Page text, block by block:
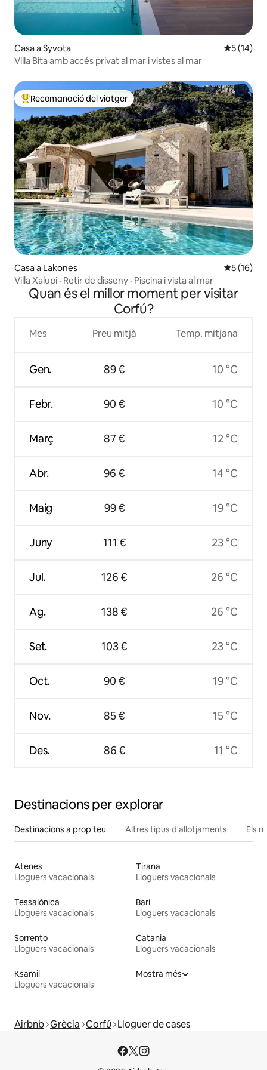
Casa a Syvota 5 de
5 (14)
Villa Bita amb accés privat al mar i vistes al mar
Principals recomanacions dels viatgers
Recomanació del viatger
Casa a Lakones 5 de
5 (16)
Villa Xalupi · Retir de disseny · Piscina i vista al mar
Quan és el millor moment per visitar
Corfú?
Mes
Gen.
Febr.
Març
Abr.
Maig
Juny
Jul.
Ag.
Set.
Oct.
Nov.
Des.
Preu mitjà
89 €
90 €
87 €
96 €
99 €
111 €
126 €
138 €
103 €
90 €
85 €
86 €
Temp. mitjana
10 °C
10 °C
12 °C
14 °C
19 °C
23 °C
26 °C
26 °C
23 °C
19 °C
15 °C
11 °C
Destinacions per explorar
Destinacions a prop teu Altres tipus d'allotjaments Els
Atenes
Lloguers vacacionals
Tirana
Lloguers vacacionals
Tessalònica
Lloguers vacacionals
Bari
Lloguers vacacionals
Sorrento
Lloguers vacacionals
Catania
Lloguers vacacionals
Ksamil
Lloguers vacacionals
Mostra més
Airbnb Grècia Corfú Lloguer de cases